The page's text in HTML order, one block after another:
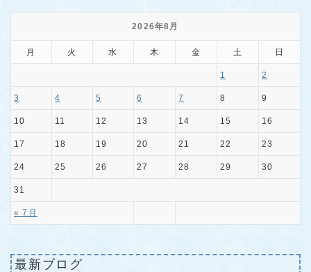
2026年8月
月 火 水 木 金 土 日
« 7月
1 2
3 4 5 6 7 8 9
10 11 12 13 14 15 16
17 18 19 20 21 22 23
24 25 26 27 28 29 30
31
最新ブログ